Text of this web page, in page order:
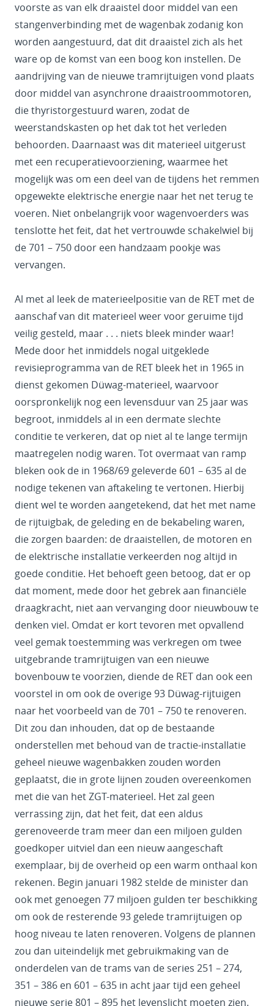
voorste as van elk draaistel door middel van een
stangenverbinding met de wagenbak zodanig kon
worden aangestuurd, dat dit draaistel zich als het
ware op de komst van een boog kon instellen. De
aandrijving van de nieuwe tramrijtuigen vond plaats
door middel van asynchrone draaistroommotoren,
die thyristorgestuurd waren, zodat de
weerstandskasten op het dak tot het verleden
behoorden. Daarnaast was dit materieel uitgerust
met een recuperatievoorziening, waarmee het
mogelijk was om een deel van de tijdens het remmen
opgewekte elektrische energie naar het net terug te
voeren. Niet onbelangrijk voor wagenvoerders was
tenslotte het feit, dat het vertrouwde schakelwiel bij
de 701 – 750 door een handzaam pookje was
vervangen.
Al met al leek de materieelpositie van de RET met de
aanschaf van dit materieel weer voor geruime tijd
veilig gesteld, maar . . . niets bleek minder waar!
Mede door het inmiddels nogal uitgeklede
revisieprogramma van de RET bleek het in 1965 in
dienst gekomen Düwag-materieel, waarvoor
oorspronkelijk nog een levensduur van 25 jaar was
begroot, inmiddels al in een dermate slechte
conditie te verkeren, dat op niet al te lange termijn
maatregelen nodig waren. Tot overmaat van ramp
bleken ook de in 1968/69 geleverde 601 – 635 al de
nodige tekenen van aftakeling te vertonen. Hierbij
dient wel te worden aangetekend, dat het met name
de rijtuigbak, de geleding en de bekabeling waren,
die zorgen baarden: de draaistellen, de motoren en
de elektrische installatie verkeerden nog altijd in
goede conditie. Het behoeft geen betoog, dat er op
dat moment, mede door het gebrek aan financiële
draagkracht, niet aan vervanging door nieuwbouw te
denken viel. Omdat er kort tevoren met opvallend
veel gemak toestemming was verkregen om twee
uitgebrande tramrijtuigen van een nieuwe
bovenbouw te voorzien, diende de RET dan ook een
voorstel in om ook de overige 93 Düwag-rijtuigen
naar het voorbeeld van de 701 – 750 te renoveren.
Dit zou dan inhouden, dat op de bestaande
onderstellen met behoud van de tractie-installatie
geheel nieuwe wagenbakken zouden worden
geplaatst, die in grote lijnen zouden overeenkomen
met die van het ZGT-materieel. Het zal geen
verrassing zijn, dat het feit, dat een aldus
gerenoveerde tram meer dan een miljoen gulden
goedkoper uitviel dan een nieuw aangeschaft
exemplaar, bij de overheid op een warm onthaal kon
rekenen. Begin januari 1982 stelde de minister dan
ook met genoegen 77 miljoen gulden ter beschikking
om ook de resterende 93 gelede tramrijtuigen op
hoog niveau te laten renoveren. Volgens de plannen
zou dan uiteindelijk met gebruikmaking van de
onderdelen van de trams van de series 251 – 274,
351 – 386 en 601 – 635 in acht jaar tijd een geheel
nieuwe serie 801 – 895 het levenslicht moeten zien.